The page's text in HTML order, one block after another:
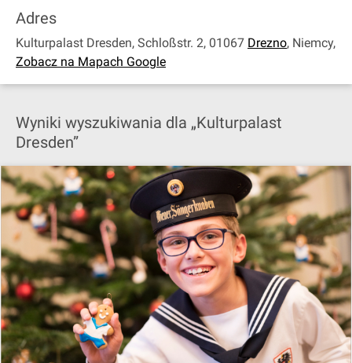
Adres
Kulturpalast Dresden, Schloßstr. 2, 01067 Drezno, Niemcy,
Zobacz na Mapach Google
Wyniki wyszukiwania dla „Kulturpalast
Dresden”